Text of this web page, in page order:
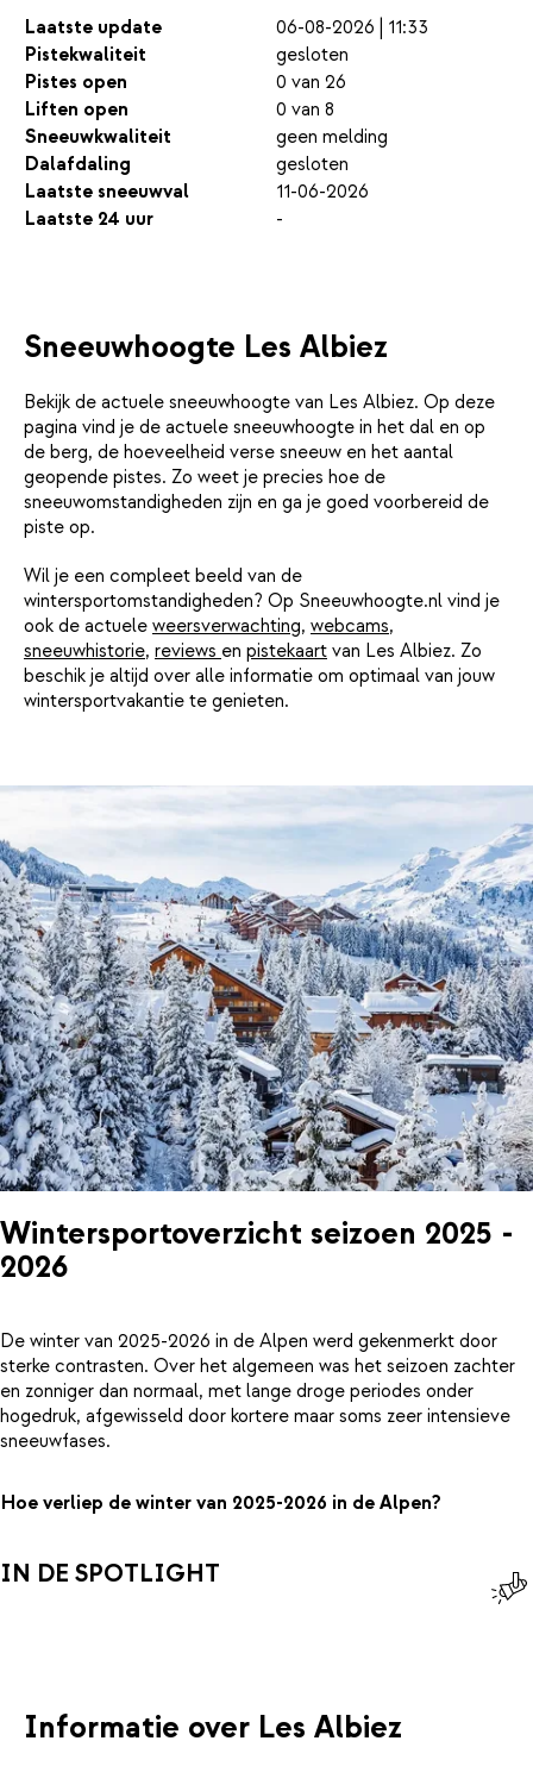
Laatste update
06-08-2026 | 11:33
Pistekwaliteit
gesloten
Pistes open
0 van 26
Liften open
0 van 8
Sneeuwkwaliteit
geen melding
Dalafdaling
gesloten
Laatste sneeuwval
11-06-2026
Laatste 24 uur
-
Sneeuwhoogte Les Albiez
Bekijk de actuele sneeuwhoogte van Les Albiez. Op deze
pagina vind je de actuele sneeuwhoogte in het dal en op
de berg, de hoeveelheid verse sneeuw en het aantal
geopende pistes. Zo weet je precies hoe de
sneeuwomstandigheden zijn en ga je goed voorbereid de
piste op.
Wil je een compleet beeld van de
wintersportomstandigheden? Op Sneeuwhoogte.nl vind je
ook de actuele weersverwachting, webcams,
sneeuwhistorie, reviews en pistekaart van Les Albiez. Zo
beschik je altijd over alle informatie om optimaal van jouw
wintersportvakantie te genieten.
Wintersportoverzicht seizoen 2025 -
2026
De winter van 2025-2026 in de Alpen werd gekenmerkt door
sterke contrasten. Over het algemeen was het seizoen zachter
en zonniger dan normaal, met lange droge periodes onder
hogedruk, afgewisseld door kortere maar soms zeer intensieve
sneeuwfases.
Hoe verliep de winter van 2025-2026 in de Alpen?
IN DE SPOTLIGHT
Informatie over Les Albiez